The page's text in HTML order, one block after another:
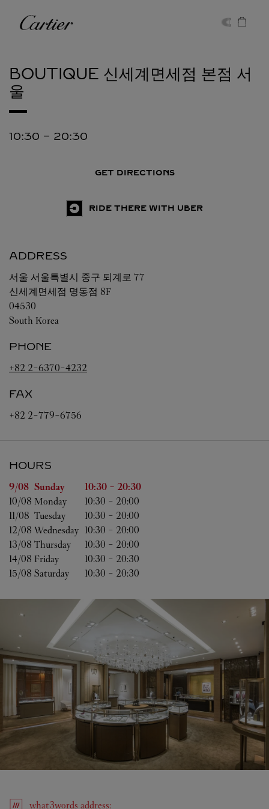
Cartier
BOUTIQUE 신세계면세점 본점 서
울
10:30 - 20:30
GET DIRECTIONS
RIDE THERE WITH UBER
ADDRESS
서울 서울특별시 중구 퇴계로 77
신세계면세점 명동점 8F
04530
South Korea
PHONE
+82 2-6370-4232
FAX
+82 2-779-6756
HOURS
Day of the Week Hours
9/08 Sunday 10:30 - 20:30
10/08 Monday 10:30 - 20:00
11/08 Tuesday 10:30 - 20:00
12/08 Wednesday 10:30 - 20:00
13/08 Thursday 10:30 - 20:00
14/08 Friday 10:30 - 20:30
15/08 Saturday 10:30 - 20:30
what3words address: